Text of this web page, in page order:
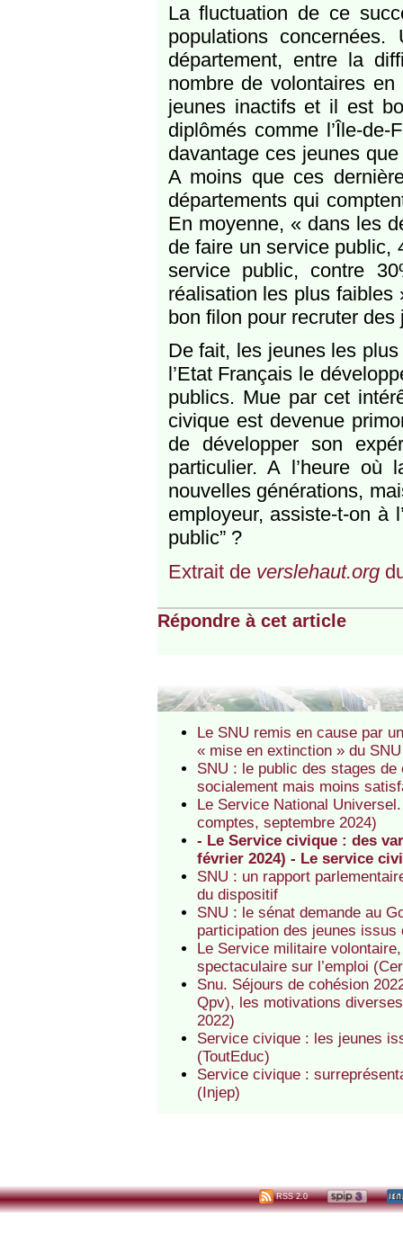
La fluctuation de ce
populations
département, entre la
nombre de volontaires
jeunes inactifs et il est
diplômés comme l’Île-
davantage ces jeunes
A moins que ces
départements qui
En moyenne, « dans les
de faire un service public,
service public, contre
réalisation les plus
bon filon pour recruter des
De fait, les jeunes les
l’Etat Français le
publics. Mue par cet
civique est devenue
de développer son
particulier. A l’heure où
nouvelles générations,
employeur, assiste-t-on à
public” ?
Extrait de verslehaut.org
Répondre à cet article
Le SNU remis en cause par
« mise en extinction » du
SNU : le public des stages
socialement mais moins
Le Service National
comptes, septembre 2024)
- Le Service civique : des
février 2024) - Le service
SNU : un rapport
du dispositif
SNU : le sénat demande au
participation des jeunes issus
Le Service militaire
spectaculaire sur l’emploi
Snu. Séjours de cohésion
Qpv), les motivations
2022)
Service civique : les jeunes
(ToutEduc)
Service civique :
(Injep)
RSS 2.0